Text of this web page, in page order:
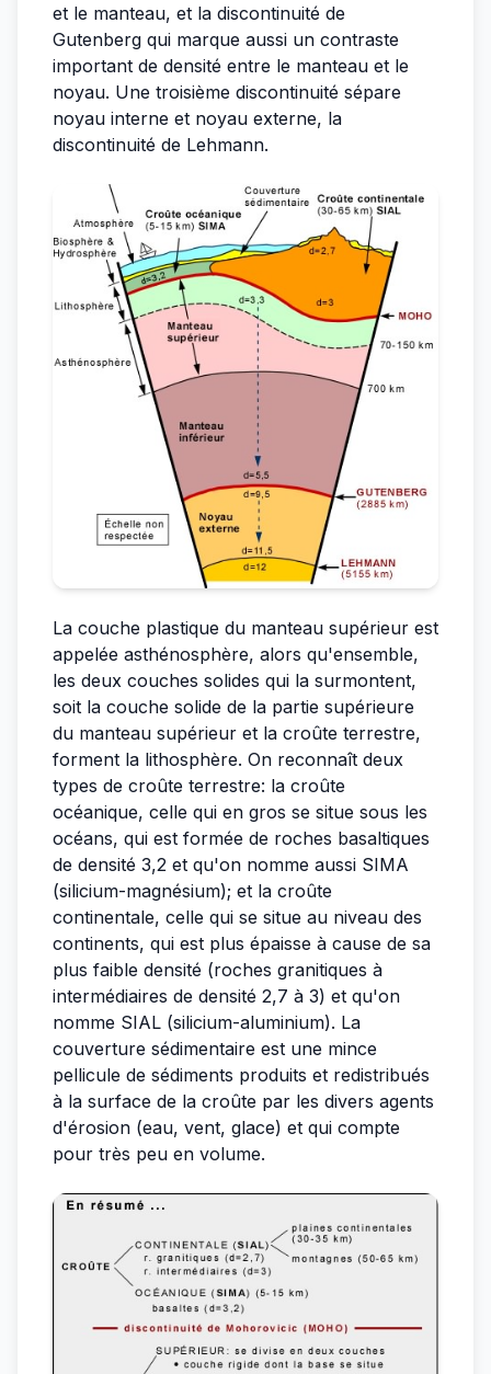
et le manteau, et la discontinuité de
Gutenberg qui marque aussi un contraste
important de densité entre le manteau et le
noyau. Une troisième discontinuité sépare
noyau interne et noyau externe, la
discontinuité de Lehmann.
La couche plastique du manteau supérieur est
appelée asthénosphère, alors qu'ensemble,
les deux couches solides qui la surmontent,
soit la couche solide de la partie supérieure
du manteau supérieur et la croûte terrestre,
forment la lithosphère. On reconnaît deux
types de croûte terrestre: la croûte
océanique, celle qui en gros se situe sous les
océans, qui est formée de roches basaltiques
de densité 3,2 et qu'on nomme aussi SIMA
(silicium-magnésium); et la croûte
continentale, celle qui se situe au niveau des
continents, qui est plus épaisse à cause de sa
plus faible densité (roches granitiques à
intermédiaires de densité 2,7 à 3) et qu'on
nomme SIAL (silicium-aluminium). La
couverture sédimentaire est une mince
pellicule de sédiments produits et redistribués
à la surface de la croûte par les divers agents
d'érosion (eau, vent, glace) et qui compte
pour très peu en volume.